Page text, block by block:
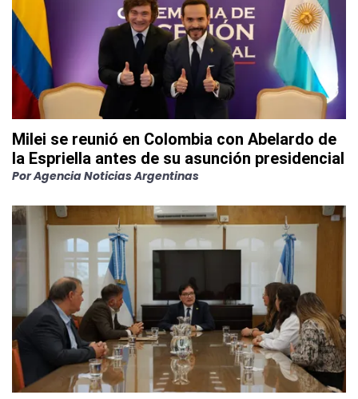
Milei se reunió en Colombia con Abelardo de
la Espriella antes de su asunción presidencial
PorAgencia Noticias Argentinas